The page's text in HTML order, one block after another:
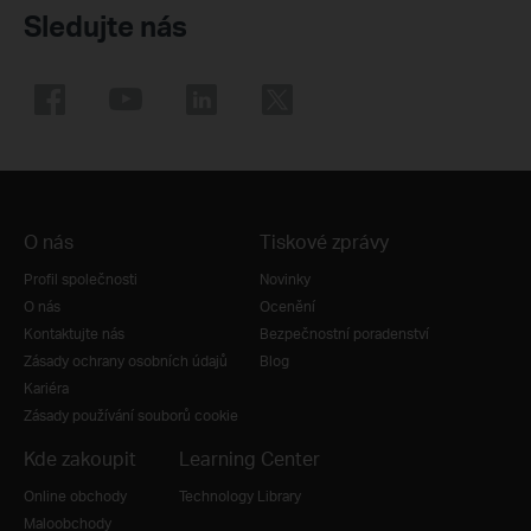
Sledujte nás
O nás
Profil společnosti
O nás
Kontaktujte nás
Zásady ochrany osobních údajů
Kariéra
Zásady používání souborů cookie
Tiskové zprávy
Novinky
Ocenění
Bezpečnostní poradenství
Blog
Kde zakoupit
Online obchody
Maloobchody
Learning Center
Technology Library